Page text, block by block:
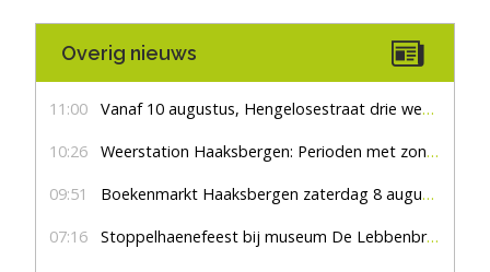
Overig nieuws
11:00 Vanaf 10 augustus, Hengelosestraat drie weken dicht voor doorgaand verkeer
10:26 Weerstation Haaksbergen: Perioden met zon en droog
09:51 Boekenmarkt Haaksbergen zaterdag 8 augustus, marktplein Haaksbergen
07:16 Stoppelhaenefeest bij museum De Lebbenbrugge